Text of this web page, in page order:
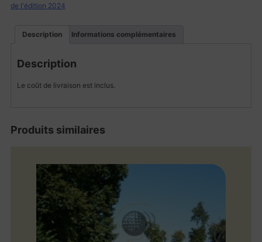
de l'édition 2024
Description Informations complémentaires
Description
Le coût de livraison est inclus.
Produits similaires